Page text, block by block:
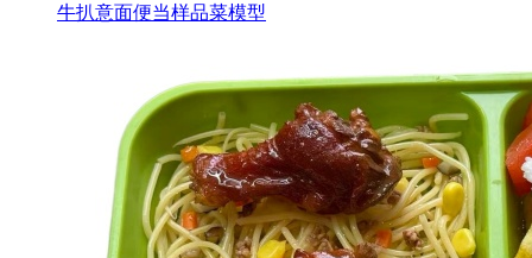
牛扒意面便当样品菜模型